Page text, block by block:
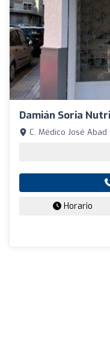
Damián Soria
C. Médico José
Horario